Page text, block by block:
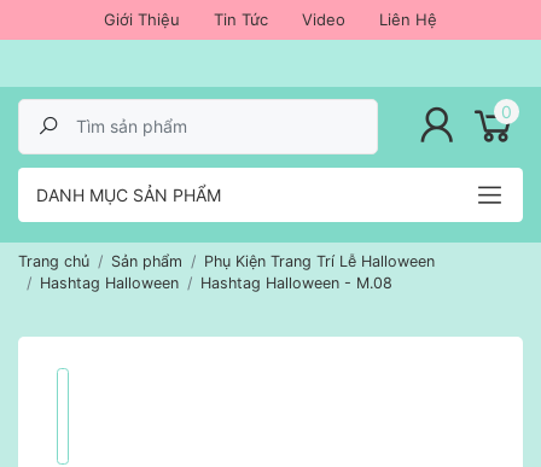
Giới Thiệu Tin Tức Video Liên Hệ
DANH MỤC SẢN PHẨM
0
Trang chủ Sản phẩm
Phụ Kiện Trang Trí Lễ Halloween
Hashtag Halloween
Hashtag Halloween - M.08